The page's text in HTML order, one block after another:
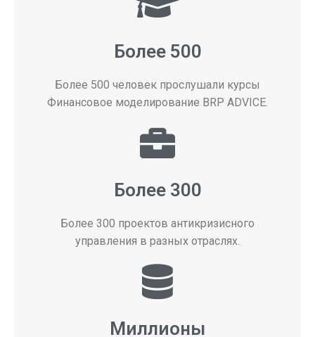
Более 500
Более 500 человек прослушали курсы
Финансовое моделирование BRP ADVICE.
Более 300
Более 300 проектов антикризисного
управления в разных отраслях.
Миллионы